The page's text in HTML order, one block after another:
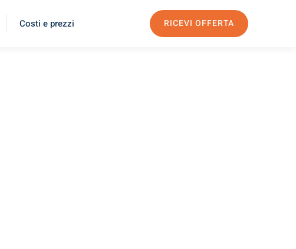
Costi e prezzi RICEVI OFFERTA